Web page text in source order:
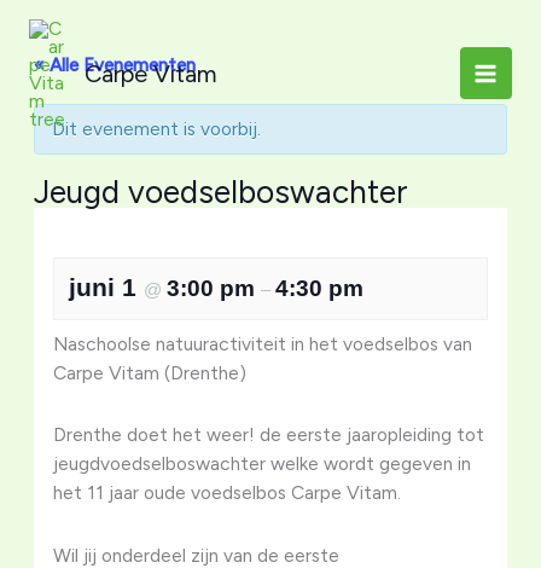
naar
inhoud
Carpe Vitam
« Alle Evenementen
Dit evenement is voorbij.
Jeugd voedselboswachter
juni 1 @ 3:00 pm – 4:30 pm
Naschoolse natuuractiviteit in het voedselbos van
Carpe Vitam (Drenthe)
Drenthe doet het weer! de eerste jaaropleiding tot
jeugdvoedselboswachter welke wordt gegeven in
het 11 jaar oude voedselbos Carpe Vitam.
Wil jij onderdeel zijn van de eerste